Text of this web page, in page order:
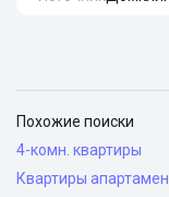
Похожие поиски
4-комн. квартиры
Квартиры